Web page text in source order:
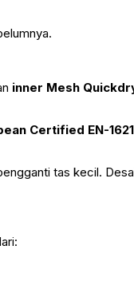
inner Mesh
Certified EN-
tas kecil.